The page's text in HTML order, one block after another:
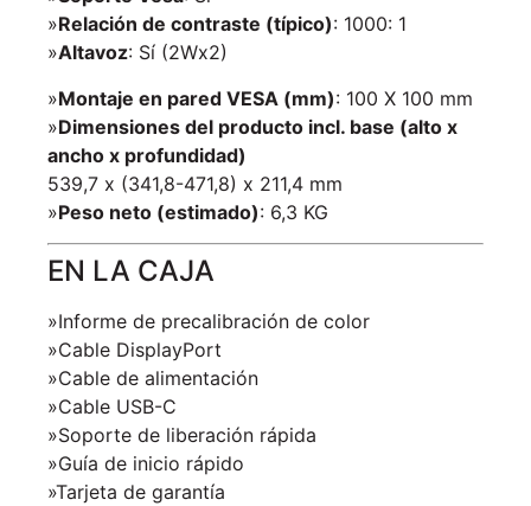
»Relación de contraste (típico): 1000: 1
»Altavoz: Sí (2Wx2)
»Montaje en pared VESA (mm): 100 X 100 mm
»Dimensiones del producto incl. base (alto x
ancho x profundidad)
539,7 x (341,8-471,8) x 211,4 mm
»Peso neto (estimado): 6,3 KG
EN LA CAJA
»Informe de precalibración de color
»Cable DisplayPort
»Cable de alimentación
»Cable USB-C
»Soporte de liberación rápida
»Guía de inicio rápido
»Tarjeta de garantía